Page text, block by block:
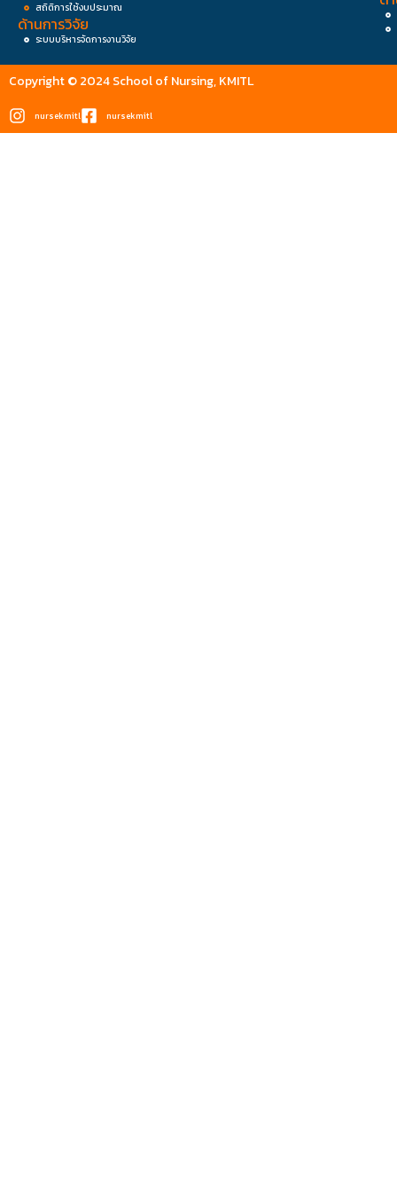
สถิติการใช้งบประมาณ
ด้านการวิจัย
ระบบบริหารจัดการงานวิจัย
Copyright © 2024 School of Nursing, KMITL
nursekmitl nursekmitl